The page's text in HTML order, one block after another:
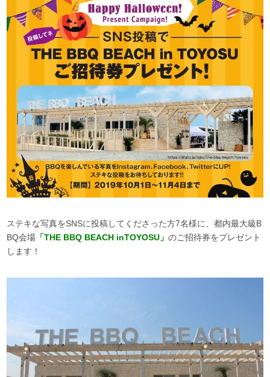
ステキな写真をSNSに投稿してくださった方7名様に、都内最大級B
BQ会場 「THE BBQ BEACH inTOYOSU」のご招待券をプレゼント
します！